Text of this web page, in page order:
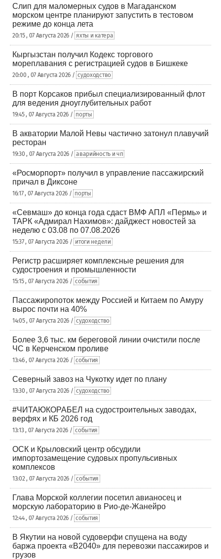
Слип для маломерных судов в Магаданском
морском центре планируют запустить в тестовом
режиме до конца лета
20:15 , 07 Августа 2026 / яхты и катера
Кыргызстан получил Кодекс торгового
мореплавания с регистрацией судов в Бишкеке
20:00 , 07 Августа 2026 / судоходство
В порт Корсаков прибыл специализированный флот
для ведения дноуглубительных работ
19:45 , 07 Августа 2026 / порты
В акватории Малой Невы частично затонул плавучий
ресторан
19:30 , 07 Августа 2026 / аварийность и чп
«Росморпорт» получил в управление пассажирский
причал в Диксоне
16:17 , 07 Августа 2026 / порты
«Севмаш» до конца года сдаст ВМФ АПЛ «Пермь» и
ТАРК «Адмирал Нахимов»: дайджест новостей за
неделю с 03.08 по 07.08.2026
15:37 , 07 Августа 2026 / итоги недели
Регистр расширяет комплексные решения для
судостроения и промышленности
15:15 , 07 Августа 2026 / события
Пассажиропоток между Россией и Китаем по Амуру
вырос почти на 40%
14:05 , 07 Августа 2026 / судоходство
Более 3,6 тыс. км береговой линии очистили после
ЧС в Керченском проливе
13:46 , 07 Августа 2026 / события
Северный завоз на Чукотку идет по плану
13:30 , 07 Августа 2026 / судоходство
#ЧИТАЮКОРАБЕЛ на судостроительных заводах,
верфях и КБ 2026 год
13:13 , 07 Августа 2026 / события
ОСК и Крыловский центр обсудили
импортозамещение судовых пропульсивных
комплексов
13:02 , 07 Августа 2026 / события
Глава Морской коллегии посетил авианосец и
морскую лабораторию в Рио-де-Жанейро
12:44 , 07 Августа 2026 / события
В Якутии на новой судоверфи спущена на воду
баржа проекта «В2040» для перевозки пассажиров и
грузов